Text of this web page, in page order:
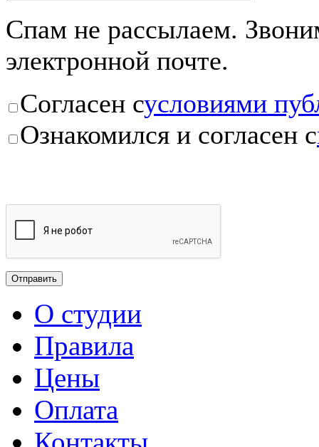
Спам не рассылаем.
электронной почте.
Согласен сусловиями
Ознакомился и согласен с
О студии
Правила
Цены
Оплата